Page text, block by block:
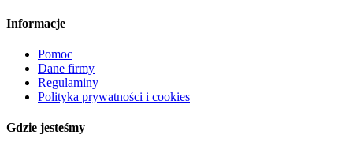
Informacje
Pomoc
Dane firmy
Regulaminy
Polityka prywatności i cookies
Gdzie jesteśmy